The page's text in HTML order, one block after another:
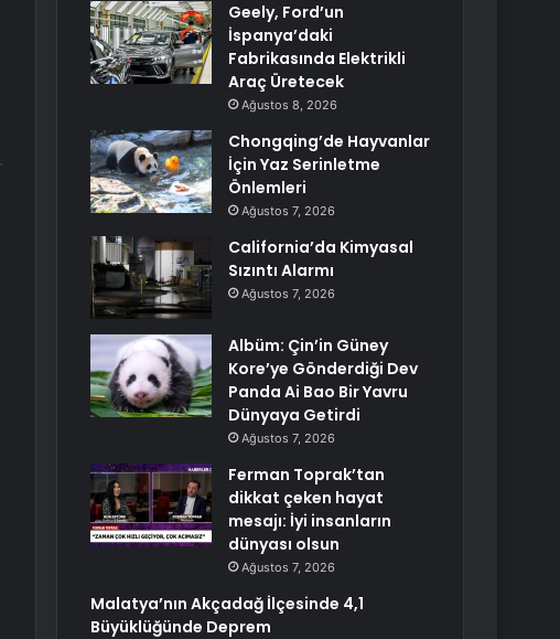
Geely, Ford’un
İspanya’daki
Fabrikasında Elektrikli
Araç Üretecek
Ağustos 8, 2026
Chongqing’de Hayvanlar
İçin Yaz Serinletme
Önlemleri
Ağustos 7, 2026
California’da Kimyasal
Sızıntı Alarmı
Ağustos 7, 2026
Albüm: Çin’in Güney
Kore’ye Gönderdiği Dev
Panda Ai Bao Bir Yavru
Dünyaya Getirdi
Ağustos 7, 2026
Ferman Toprak’tan
dikkat çeken hayat
mesajı: İyi insanların
dünyası olsun
Ağustos 7, 2026
Malatya’nın Akçadağ İlçesinde 4,1
Büyüklüğünde Deprem